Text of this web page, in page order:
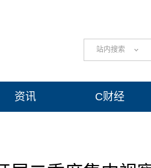
站内搜索
资讯 C财经